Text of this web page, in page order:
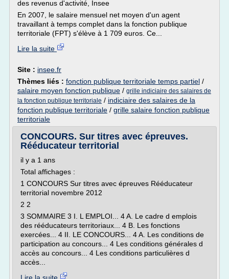
des revenus d'activité, Insee
En 2007, le salaire mensuel net moyen d'un agent
travaillant à temps complet dans la fonction publique
territoriale (FPT) s'élève à 1 709 euros. Ce...
Lire la suite
Site : insee.fr
Thèmes liés : fonction publique territoriale temps partiel /
salaire moyen fonction publique / grille indiciaire des salaires de
la fonction publique territoriale / indiciaire des salaires de la
fonction publique territoriale / grille salaire fonction publique
territoriale
CONCOURS. Sur titres avec épreuves.
Rééducateur territorial
il y a 1 ans
Total affichages :
1 CONCOURS Sur titres avec épreuves Rééducateur
territorial novembre 2012
2 2
3 SOMMAIRE 3 I. L EMPLOI... 4 A. Le cadre d emplois
des rééducateurs territoriaux... 4 B. Les fonctions
exercées... 4 II. LE CONCOURS... 4 A. Les conditions de
participation au concours... 4 Les conditions générales d
accès au concours... 4 Les conditions particulières d
accès...